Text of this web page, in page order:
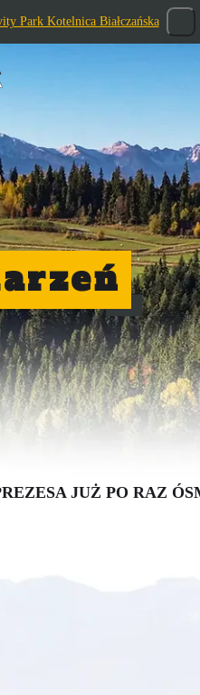
Park Kotelnica Białczańska
JUŻ PO RAZ